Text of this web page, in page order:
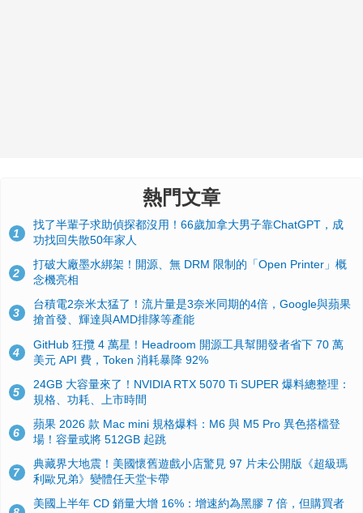
熱門文章
1
找了半輩子求助偵探都沒用！66歲加拿大男子靠ChatGPT，成
功找回失散50年家人
2
打破大廠墨水綁架！開源、無 DRM 限制的「Open Printer」概
念機亮相
3
台積電2奈米太猛了！流片量是3奈米同期的4倍，Google與蘋果
搶首發、輝達與AMD排隊等產能
4
GitHub 狂攬 4 萬星！Headroom 開源工具幫開發者省下 70 萬
美元 API 費，Token 消耗暴降 92%
5
24GB 大容量來了！NVIDIA RTX 5070 Ti SUPER 爆料總整理：
規格、功耗、上市時間
6
蘋果 2026 款 Mac mini 規格爆料：M6 與 M5 Pro 異色搭檔登
場！容量或將 512GB 起跳
7
典藏界大地震！美國懷舊遊戲小店驚見 97 片未公開版《超級瑪
利歐兄弟》變體任天堂卡帶
美國上半年 CD 銷量大增 16%：增速約為黑膠 7 倍，但購買者